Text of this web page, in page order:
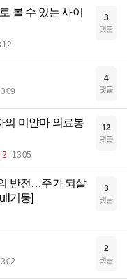
볼 수 있는 사이
3
댓글
4
댓글
의 미얀마 의료봉
2 13:05
12
댓글
반전…주가 되살
기둥]
3
댓글
2
댓글